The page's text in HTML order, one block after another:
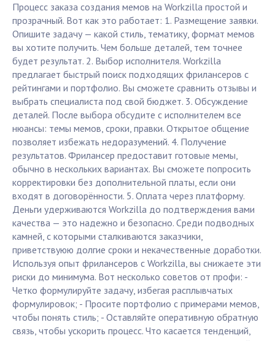
Процесс заказа создания мемов на Workzilla простой и
прозрачный. Вот как это работает: 1. Размещение заявки.
Опишите задачу — какой стиль, тематику, формат мемов
вы хотите получить. Чем больше деталей, тем точнее
будет результат. 2. Выбор исполнителя. Workzilla
предлагает быстрый поиск подходящих фрилансеров с
рейтингами и портфолио. Вы сможете сравнить отзывы и
выбрать специалиста под свой бюджет. 3. Обсуждение
деталей. После выбора обсудите с исполнителем все
нюансы: темы мемов, сроки, правки. Открытое общение
позволяет избежать недоразумений. 4. Получение
результатов. Фрилансер предоставит готовые мемы,
обычно в нескольких вариантах. Вы сможете попросить
корректировки без дополнительной платы, если они
входят в договорённости. 5. Оплата через платформу.
Деньги удерживаются Workzilla до подтверждения вами
качества — это надежно и безопасно. Среди подводных
камней, с которыми сталкиваются заказчики,
приветствуюю долгие сроки и некачественные доработки.
Используя опыт фрилансеров с Workzilla, вы снижаете эти
риски до минимума. Вот несколько советов от профи: -
Четко формулируйте задачу, избегая расплывчатых
формулировок; - Просите портфолио с примерами мемов,
чтобы понять стиль; - Оставляйте оперативную обратную
связь, чтобы ускорить процесс. Что касается тенденций,